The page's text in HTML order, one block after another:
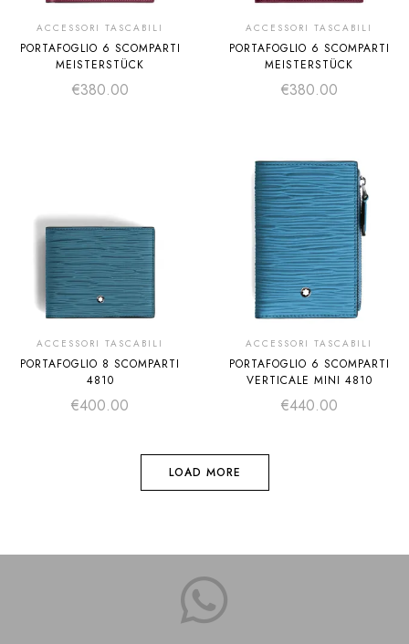
ACCESSORI TASCABILI
PORTAFOGLIO 6 SCOMPARTI
MEISTERSTÜCK
€380.00
ACCESSORI TASCABILI
PORTAFOGLIO 6 SCOMPARTI
MEISTERSTÜCK
€380.00
ACCESSORI TASCABILI
PORTAFOGLIO 8 SCOMPARTI
4810
€400.00
ACCESSORI TASCABILI
PORTAFOGLIO 6 SCOMPARTI
VERTICALE MINI 4810
€440.00
LOAD MORE